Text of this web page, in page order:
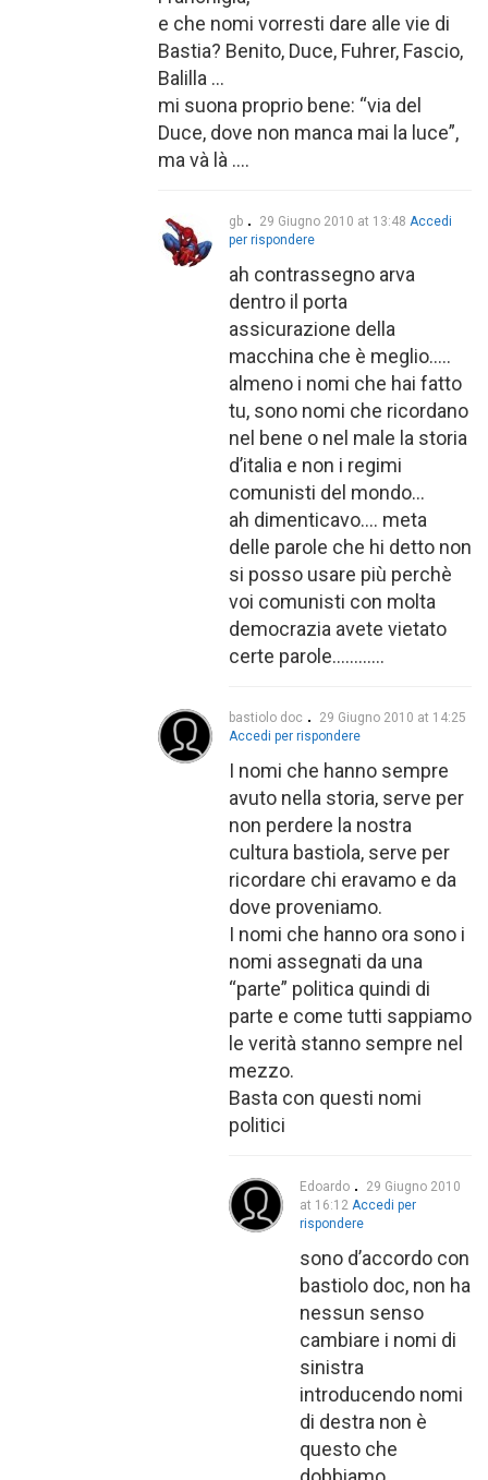
e che nomi vorresti dare alle vie di
Bastia? Benito, Duce, Fuhrer, Fascio,
Balilla …
mi suona proprio bene: “via del
Duce, dove non manca mai la luce”,
ma và là ….
gb 29 Giugno 2010 at 13:48 Accedi
per rispondere
ah contrassegno arva
dentro il porta
assicurazione della
macchina che è meglio…..
almeno i nomi che hai fatto
tu, sono nomi che ricordano
nel bene o nel male la storia
d’italia e non i regimi
comunisti del mondo…
ah dimenticavo…. meta
delle parole che hi detto non
si posso usare più perchè
voi comunisti con molta
democrazia avete vietato
certe parole…………
bastiolo doc
29 Giugno 2010 at 14:25
Accedi per rispondere
I nomi che hanno sempre
avuto nella storia, serve per
non perdere la nostra
cultura bastiola, serve per
ricordare chi eravamo e da
dove proveniamo.
I nomi che hanno ora sono i
nomi assegnati da una
“parte” politica quindi di
parte e come tutti sappiamo
le verità stanno sempre nel
mezzo.
Basta con questi nomi
politici
Edoardo
29 Giugno 2010
at 16:12 Accedi per
rispondere
sono d’accordo con
bastiolo doc, non ha
nessun senso
cambiare i nomi di
sinistra
introducendo nomi
di destra non è
questo che